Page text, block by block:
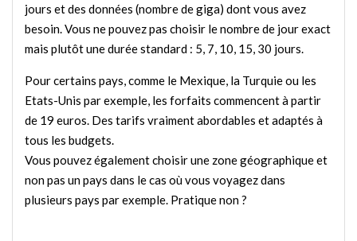
jours et des données (nombre de giga) dont vous avez
besoin. Vous ne pouvez pas choisir le nombre de jour exact
mais plutôt une durée standard : 5, 7, 10, 15, 30 jours.
Pour certains pays, comme le Mexique, la Turquie ou les
Etats-Unis par exemple, les forfaits commencent à partir
de 19 euros. Des tarifs vraiment abordables et adaptés à
tous les budgets.
Vous pouvez également choisir une zone géographique et
non pas un pays dans le cas où vous voyagez dans
plusieurs pays par exemple. Pratique non ?